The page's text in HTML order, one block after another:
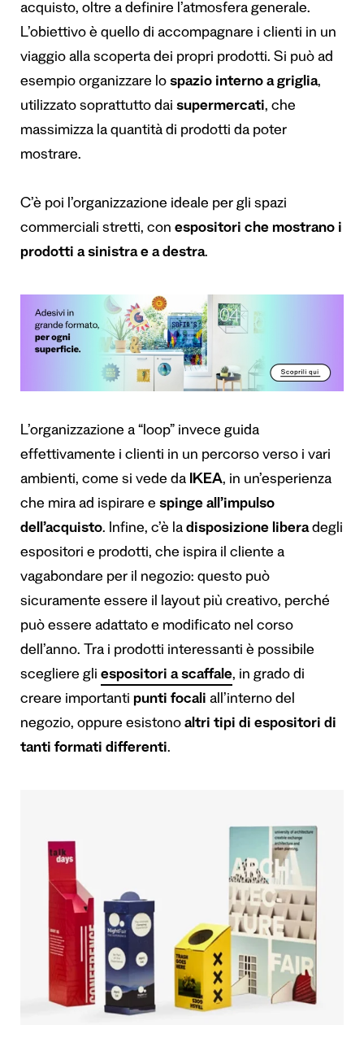
acquisto, oltre a definire l’atmosfera generale.
L’obiettivo è quello di accompagnare i clienti in un
viaggio alla scoperta dei propri prodotti. Si può ad
esempio organizzare lo spazio interno a griglia,
utilizzato soprattutto dai supermercati, che
massimizza la quantità di prodotti da poter
mostrare.
C’è poi l’organizzazione ideale per gli spazi
commerciali stretti, con espositori che mostrano i
prodotti a sinistra e a destra.
L’organizzazione a “loop” invece guida
effettivamente i clienti in un percorso verso i vari
ambienti, come si vede da IKEA, in un’esperienza
che mira ad ispirare e spinge all’impulso
dell’acquisto. Infine, c’è la disposizione liberadegli
espositori e prodotti, che ispira il cliente a
vagabondare per il negozio: questo può
sicuramente essere il layout più creativo, perché
può essere adattato e modificato nel corso
dell’anno. Tra i prodotti interessanti è possibile
scegliere gli espositori a scaffale, in grado di
creare importanti punti focali all’interno del
negozio, oppure esistono altri tipi di espositori di
tanti formati differenti.